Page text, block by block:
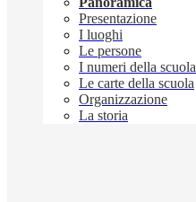
Presentazione
I luoghi
Le persone
I numeri della scuola
Le carte della scuola
Organizzazione
La storia